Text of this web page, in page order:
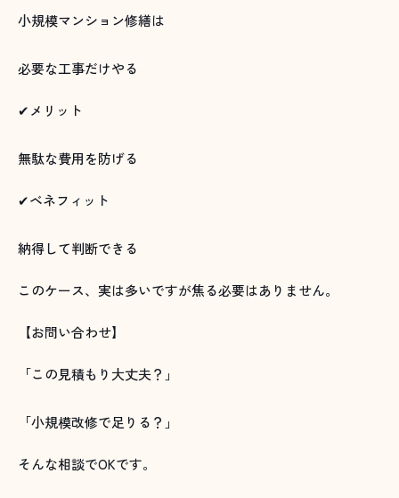
小規模マンション修繕は
必要な工事だけやる
✔メリット
無駄な費用を防げる
✔ベネフィット
納得して判断できる
このケース、実は多いですが焦る必要はありません。
【お問い合わせ】
「この見積もり大丈夫？」
「小規模改修で足りる？」
そんな相談でOKです。